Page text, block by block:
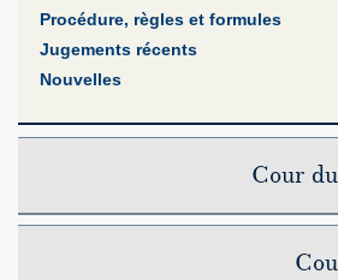
Procédure, règles et formules
Jugements récents
Nouvelles
Cour